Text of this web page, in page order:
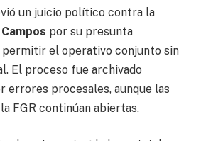
un juicio político contra la
por su presunta
permitir el operativo conjunto sin
El proceso fue archivado
errores procesales, aunque las
FGR continúan abiertas.